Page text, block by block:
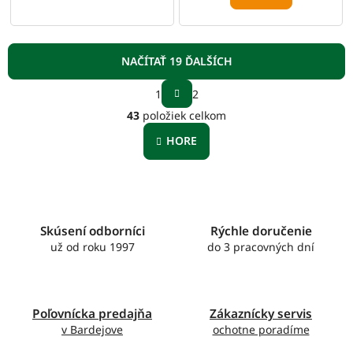
O
v
l
NAČÍTAŤ 19 ĎALŠÍCH
t
r
á
n
o
1
2
43 položiek celkom
HORE
Skúsení odborníci
už od roku 1997
Rýchle doručenie
do 3 pracovných dní
Poľovnícka predajňa
v Bardejove
Zákaznícky servis
ochotne poradíme